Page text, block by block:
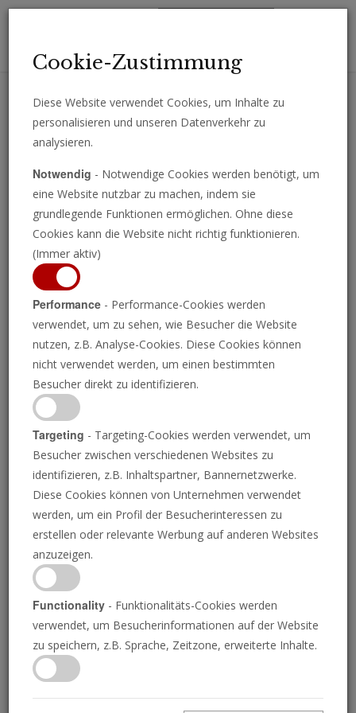
Erhalten Sie wichtige Analysen, Kommentare und Nachrichten
GETTY IMAGES/GARY DORNING/TRUMPET
Kann sich die
Weltwirtschaft jemals
wieder erholen?
Wie viele Todesopfer es am Ende auch immer
sein werden, es ist jetzt schon klar, dass der
Cookie-Zustimmung
Diese Website verwendet Cookies, um Inhalte zu
personalisieren und unseren Datenverkehr zu
analysieren.
Notwendig - Notwendige Cookies werden benötigt, um
eine Website nutzbar zu machen, indem sie
grundlegende Funktionen ermöglichen. Ohne diese
Cookies kann die Website nicht richtig funktionieren.
(Immer aktiv)
Performance - Performance-Cookies werden
verwendet, um zu sehen, wie Besucher die Website
nutzen, z.B. Analyse-Cookies. Diese Cookies können
nicht verwendet werden, um einen bestimmten
Besucher direkt zu identifizieren.
Targeting - Targeting-Cookies werden verwendet, um
Besucher zwischen verschiedenen Websites zu
identifizieren, z.B. Inhaltspartner, Bannernetzwerke.
Diese Cookies können von Unternehmen verwendet
werden, um ein Profil der Besucherinteressen zu
erstellen oder relevante Werbung auf anderen Websites
anzuzeigen.
Functionality - Funktionalitäts-Cookies werden
verwendet, um Besucherinformationen auf der Website
zu speichern, z.B. Sprache, Zeitzone, erweiterte Inhalte.